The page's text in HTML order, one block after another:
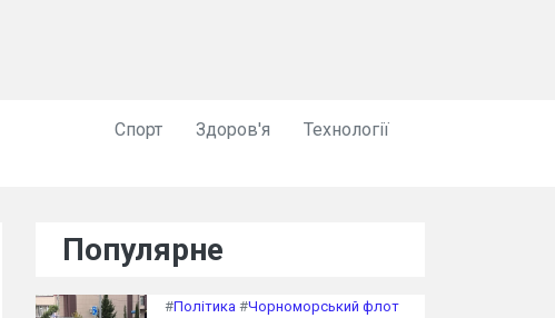
Спорт Здоров'я Технології
Популярне
#Політика #Чорноморський флот